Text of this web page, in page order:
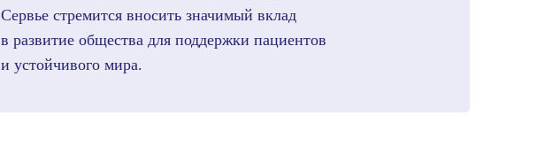
Сервье стремится вносить значимый вклад
в развитие общества для поддержки пациентов
и устойчивого мира.